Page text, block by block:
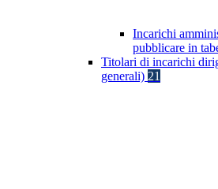
Incarichi
pubblicare in
Titolari di incarichi
generali) 21